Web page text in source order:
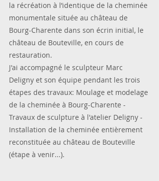
la récréation à l’identique de la cheminée
monumentale située au château de
Bourg-Charente dans son écrin initial, le
château de Bouteville, en cours de
restauration.
J'ai accompagné le sculpteur Marc
Deligny et son équipe pendant les trois
étapes des travaux: Moulage et modelage
de la cheminée à Bourg-Charente -
Travaux de sculpture à l'atelier Deligny -
Installation de la cheminée entièrement
reconstituée au château de Bouteville
(étape à venir...).